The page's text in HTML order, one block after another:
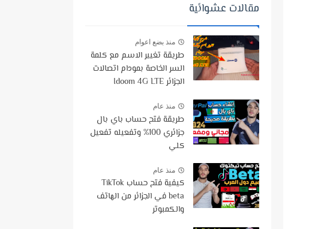
مقالات عشوائية
منذ بضع اعوام
طريقة تغيير الاسم مع كلمة
السر الخاصة بمودام اتصالات
الجزائر Idoom 4G LTE
منذ عام
طريقة فتح حساب باي بال
جزائري 100% وتفعيله تفعيل
كلي
منذ عام
كيفية فتح حساب TikTok
beta في الجزائر من الهاتف
والكمبوتر